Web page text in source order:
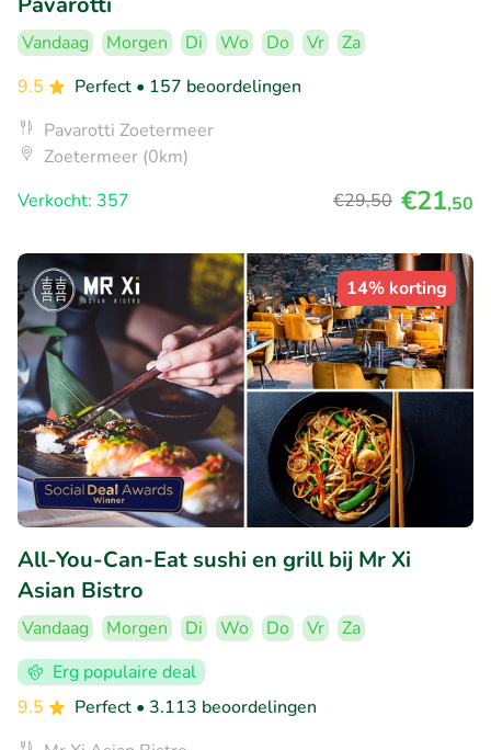
Vandaag Morgen Di Wo Do Vr
Za
9.5
Perfect • 157 beoordelingen
Pavarotti Zoetermeer
Zoetermeer (0km)
Verkocht: 357
€29,50 €21,50
14% korting
All-You-Can-Eat sushi en grill bij Mr Xi
Asian Bistro
Vandaag Morgen Di Wo Do Vr
Za
Erg populaire deal
9.5
Perfect • 3.113 beoordelingen